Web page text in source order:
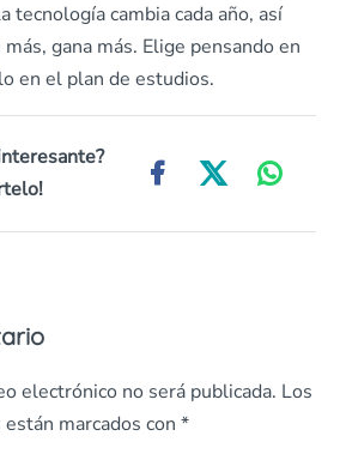
tecnología cambia cada año, así
gana más. Elige pensando en
en el plan de estudios.
electrónico no será publicada. Los
marcados con *